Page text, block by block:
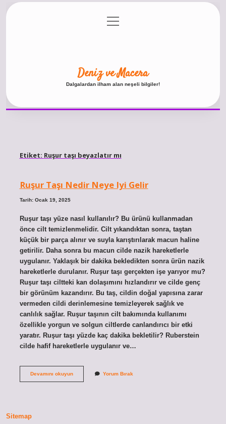
Gizlilik Politikası
menüyü
aç
Deniz ve Macera
Dalgalardan ilham alan neşeli bilgiler!
Etiket: Ruşur taşı beyazlatır mı
Ruşur Taşı Nedir Neye Iyi Gelir
Tarih: Ocak 19, 2025
Ruşur taşı yüze nasıl kullanılır? Bu ürünü kullanmadan
önce cilt temizlenmelidir. Cilt yıkandıktan sonra, taştan
küçük bir parça alınır ve suyla karıştırılarak macun haline
getirilir. Daha sonra bu macun cilde nazik hareketlerle
uygulanır. Yaklaşık bir dakika bekledikten sonra ürün nazik
hareketlerle durulanır. Ruşur taşı gerçekten işe yarıyor mu?
Ruşur taşı ciltteki kan dolaşımını hızlandırır ve cilde genç
bir görünüm kazandırır. Bu taş, cildin doğal yapısına zarar
vermeden cildi derinlemesine temizleyerek sağlık ve
canlılık sağlar. Ruşur taşının cilt bakımında kullanımı
özellikle yorgun ve solgun ciltlerde canlandırıcı bir etki
yaratır. Ruşur taşı yüzde kaç dakika bekletilir? Ruberstein
cilde hafif hareketlerle uygulanır ve…
Devamını okuyunRuşur
Yorum Bırak
Sitemap